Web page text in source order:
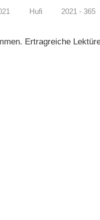
Hufi 2021 - 365
Ertragreiche